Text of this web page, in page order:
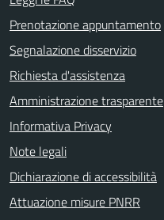
Prenotazione appuntamento
Segnalazione disservizio
Richiesta d'assistenza
Amministrazione trasparente
Informativa Privacy
Note legali
Dichiarazione di accessibilità
Attuazione misure PNRR